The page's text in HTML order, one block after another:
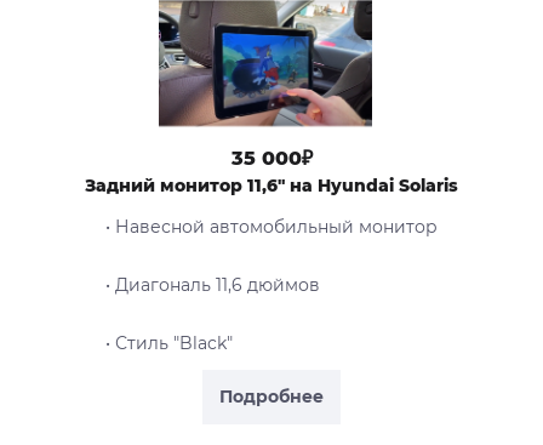
Подробнее
35 000₽
Задний монитор 11,6" на Hyundai Solaris
• Навесной автомобильный монитор
• Диагональ 11,6 дюймов
• Стиль "Black"